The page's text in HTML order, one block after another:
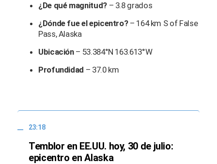
¿De qué magnitud? – 3.8 grados
¿Dónde fue el epicentro? – 164 km S of False
Pass, Alaska
Ubicación– 53.384°N 163.613°W
Profundidad – 37.0 km
23:18
Temblor en EE.UU. hoy, 30 de julio:
epicentro en Alaska